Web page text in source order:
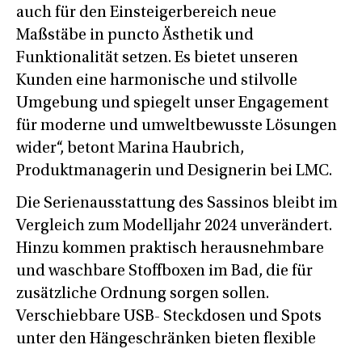
auch für den Einsteigerbereich neue
Maßstäbe in puncto Ästhetik und
Funktionalität setzen. Es bietet unseren
Kunden eine harmonische und stilvolle
Umgebung und spiegelt unser Engagement
für moderne und umweltbewusste Lösungen
wider“, betont Marina Haubrich,
Produktmanagerin und Designerin bei LMC.
Die Serienausstattung des Sassinos bleibt im
Vergleich zum Modelljahr 2024 unverändert.
Hinzu kommen praktisch herausnehmbare
und waschbare Stoffboxen im Bad, die für
zusätzliche Ordnung sorgen sollen.
Verschiebbare USB- Steckdosen und Spots
unter den Hängeschränken bieten flexible